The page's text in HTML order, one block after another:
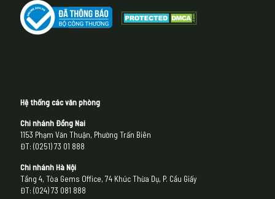
Hệ thống các văn phòng
Chi nhánh Đồng Nai
1153 Phạm Văn Thuận, Phường Trấn Biên
ĐT: (0251) 73 01 888
Chi nhánh Hà Nội
Tầng 4, Tòa Gems Office, 74 Khúc Thừa Dụ, P. Cầu Giấy
ĐT: (024) 73 081 888